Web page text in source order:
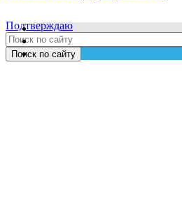
Подтверждаю
Поиск по сайту